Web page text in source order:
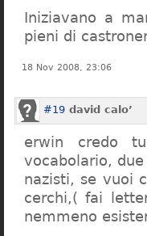
Iniziavano a
pieni di
18 Nov 2008, 23:06
#19 david calo’
erwin credo
vocabolario,
nazisti, se vuoi
cerchi,( fai
nemmeno